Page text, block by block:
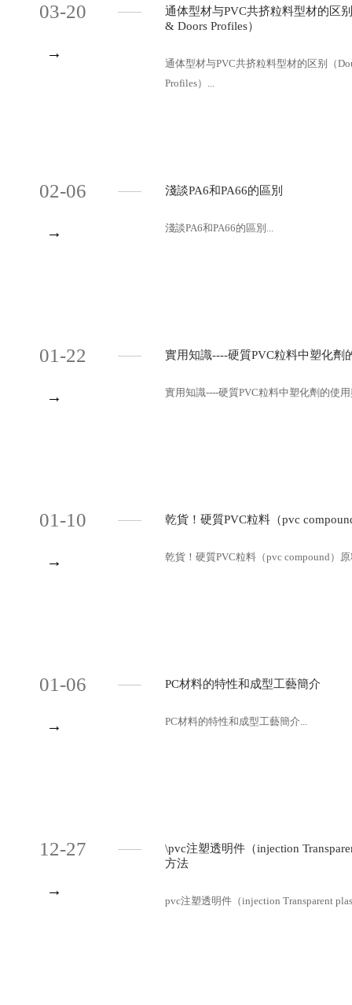
03-20
→
通体型材与PVC共挤粒料型材的区
& Doors Profiles）
通体型材与PVC共挤粒料型材的区别（
Profiles）...
02-06
→
淺談PA6和PA66的區別
淺談PA6和PA66的區別...
01-22
→
實用知識----硬質PVC粒料中塑化劑
實用知識----硬質PVC粒料中塑化劑的使
01-10
→
乾貨！硬質PVC粒料（pvc
乾貨！硬質PVC粒料（pvc compound）
01-06
→
PC材料的特性和成型工藝簡介
PC材料的特性和成型工藝簡介...
12-27
→
\pvc注塑透明件（injection
方法
pvc注塑透明件（injection Transparent